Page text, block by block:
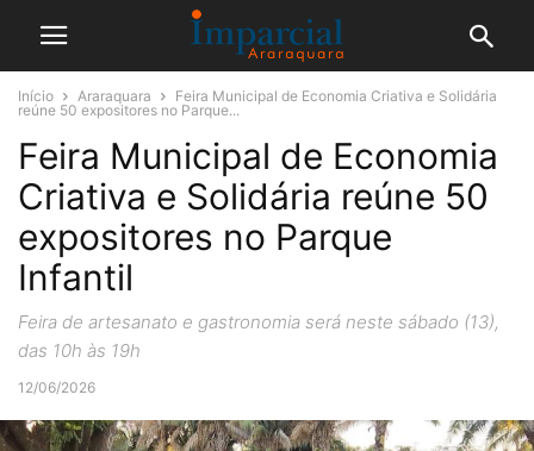
Início Araraquara
Feira Municipal de Economia Criativa e Solidária
reúne 50 expositores no Parque...
Feira Municipal de Economia
Criativa e Solidária reúne 50
expositores no Parque
Infantil
Feira de artesanato e gastronomia será neste sábado (13),
das 10h às 19h
12/06/2026